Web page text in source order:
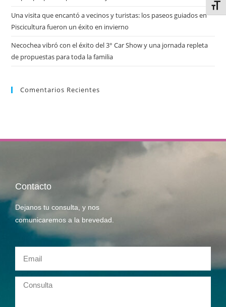
Una visita que encantó a vecinos y turistas: los paseos guiados en
Piscicultura fueron un éxito en invierno
Necochea vibró con el éxito del 3° Car Show y una jornada repleta
de propuestas para toda la familia
Comentarios Recientes
Contacto
Dejanos tu consulta, y nos
comunicaremos a la brevedad.